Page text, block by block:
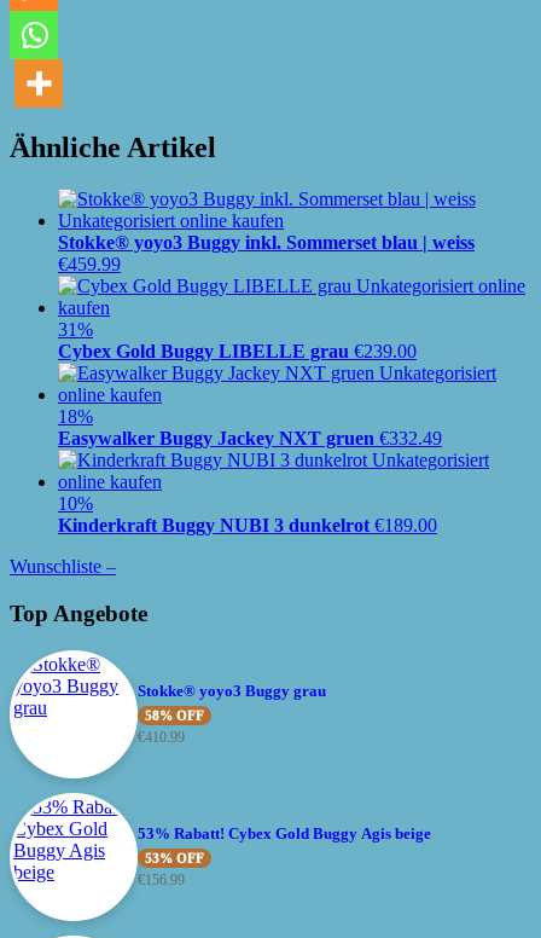
Ähnliche Artikel
Stokke® yoyo3 Buggy inkl. Sommerset blau | weiss
€459.99
31%
Cybex Gold Buggy LIBELLE grau €239.00
18%
Easywalker Buggy Jackey NXT gruen €332.49
10%
Kinderkraft Buggy NUBI 3 dunkelrot €189.00
Wunschliste –
Top Angebote
Stokke® yoyo3 Buggy grau
58% OFF
€410.99
53% Rabatt! Cybex Gold Buggy Agis beige
53% OFF
€156.99